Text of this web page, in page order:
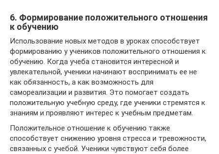
6. Формирование положительного отношения
к обучению
Использование новых методов в уроках способствует
формированию у учеников положительного отношения к
обучению. Когда учеба становится интересной и
увлекательной, ученики начинают воспринимать ее не
как обязанность, а как возможность для
самореализации и развития. Это помогает создать
положительную учебную среду, где ученики стремятся к
знаниям и проявляют интерес к учебным предметам.
Положительное отношение к обучению также
способствует снижению уровня стресса и тревожности,
связанных с учебой. Ученики чувствуют себя более